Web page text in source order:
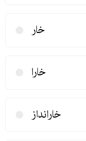
خار
خارا
خارانداز